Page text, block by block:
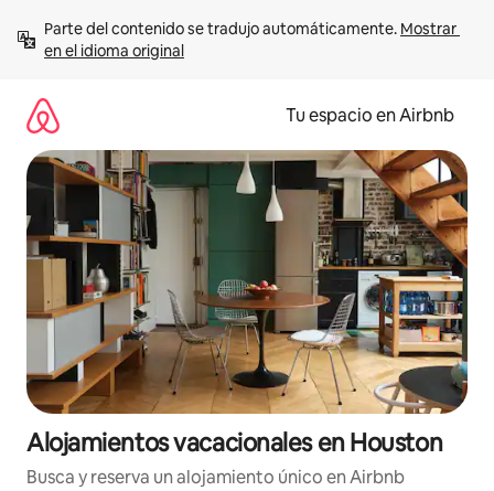
contenido
Parte del contenido se tradujo automáticamente. Mostrar
en el idioma original
Tu espacio en Airbnb
Alojamientos vacacionales en Houston
Busca y reserva un alojamiento único en Airbnb